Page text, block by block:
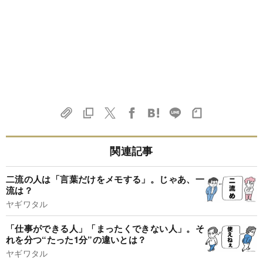
関連記事
二流の人は「言葉だけをメモする」。じゃあ、一
流は？
ヤギワタル
「仕事ができる人」「まったくできない人」。そ
れを分つ“たった1分”の違いとは？
ヤギワタル